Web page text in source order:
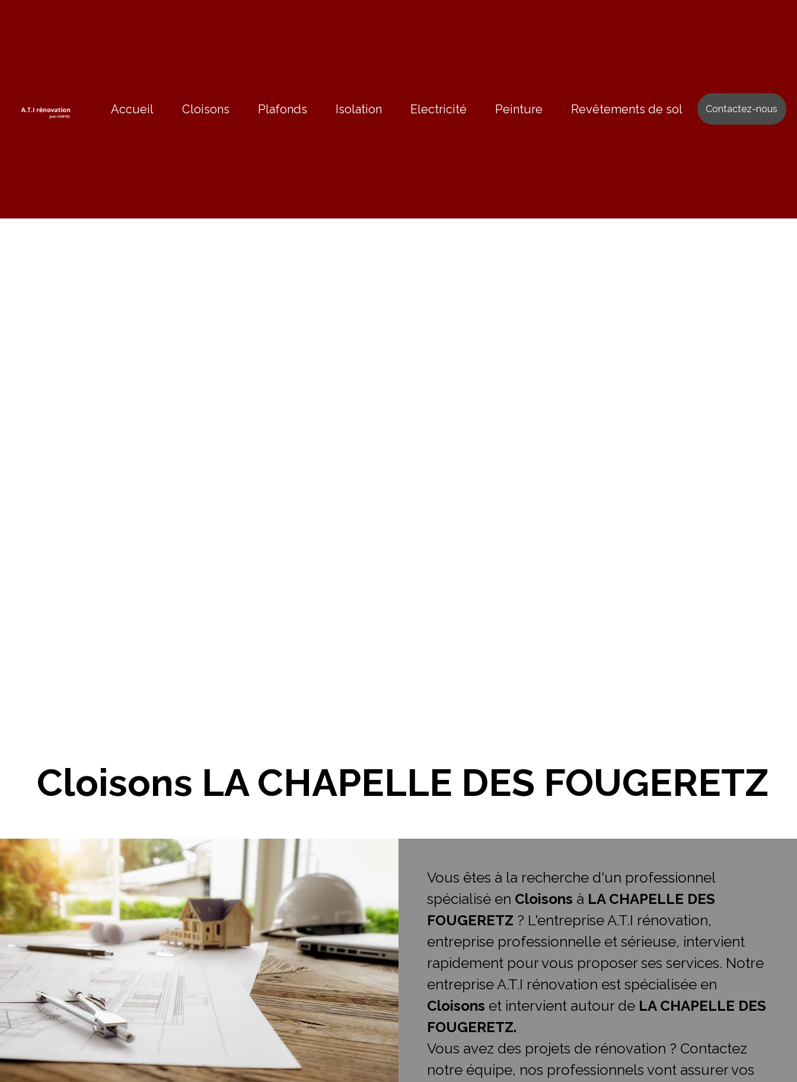
Accueil Cloisons Plafonds Isolation Electricité Peinture Revêtements de sol Contactez-nous
Cloisons LA CHAPELLE DES FOUGERETZ
Vous êtes à la recherche d'un professionnel
spécialisé en Cloisons à LA CHAPELLE DES
FOUGERETZ ? L'entreprise A.T.I rénovation,
entreprise professionnelle et sérieuse, intervient
rapidement pour vous proposer ses services. Notre
entreprise A.T.I rénovation est spécialisée en
Cloisons et intervient autour de LA CHAPELLE DES
FOUGERETZ.
Vous avez des projets de rénovation ? Contactez
notre équipe, nos professionnels vont assurer vos